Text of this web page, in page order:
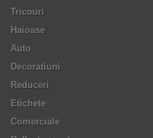
Tricouri
Haioase
Auto
Decoratiuni
Reduceri
Etichete
Comerciale